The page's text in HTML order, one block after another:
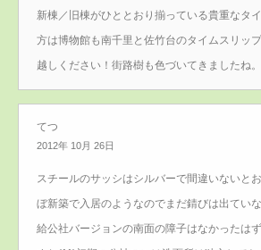
新棟／旧棟がひととおり揃っている貴重なタ
方は博物館も南千里と佐竹台のタイムスリッ
越しください！街路樹も色づいてきましたね。
てつ
2012年 10月 26日
スチールのサッシはシルバーで間違いないと
ぼ新築で入居のようなのでまだ錆びは出てい
給公社バージョンの南面の障子はなかったは